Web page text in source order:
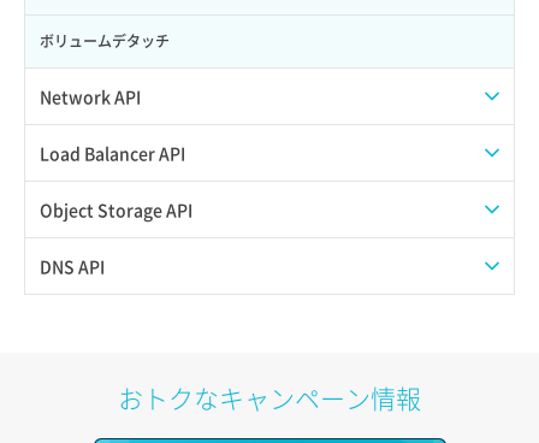
ボリュームデタッチ
Network API
QoSポリシー一覧取得
QoSポリシー詳細取得
サブネット一覧取得
サブネット詳細取得
Load Balancer API
プール一覧取得
プール作成
Object Storage API
Web公開
DNS API
おトクなキャンペーン情報